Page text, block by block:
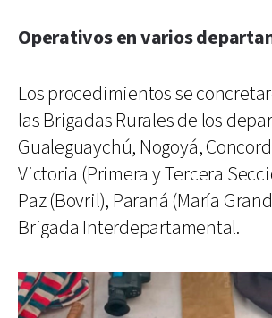
Operativos en varios
Los procedimientos se
las Brigadas Rurales de los
Gualeguaychú, Nogoyá,
Victoria (Primera y Tercera
Paz (Bovril), Paraná (María
Brigada Interdepartamental.